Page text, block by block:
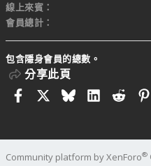
線上來賓
會員總計
包含隱身會員的總數。
分享此頁
FacebookBlueskyLinkedIn
Community platform by XenForo®